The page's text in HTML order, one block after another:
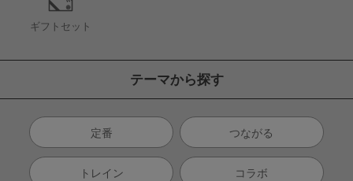
ギフトセット
テーマから探す
定番 つながる
トレイン コラボ